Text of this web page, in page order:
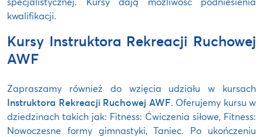
kwalifikacji.
Kursy Instruktora Rekreacji Ruchowej
AWF
Zapraszamy również do wzięcia udziału w kursach
Instruktora Rekreacji Ruchowej AWF. Oferujemy kursu w
dziedzinach takich jak: Fitness: Ćwiczenia siłowe, Fitness:
Nowoczesne formy gimnastyki, Taniec. Po ukończeniu